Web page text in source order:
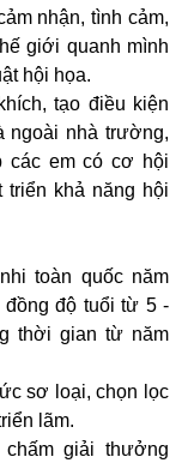
nhận, tình cảm,
giới quanh mình
hội họa.
tạo điều kiện
ngoài nhà trường,
các em có cơ hội
khả năng hội
toàn quốc năm
đồng độ tuổi từ 5 -
thời gian từ năm
sơ loại, chọn lọc
lãm.
giải thưởng